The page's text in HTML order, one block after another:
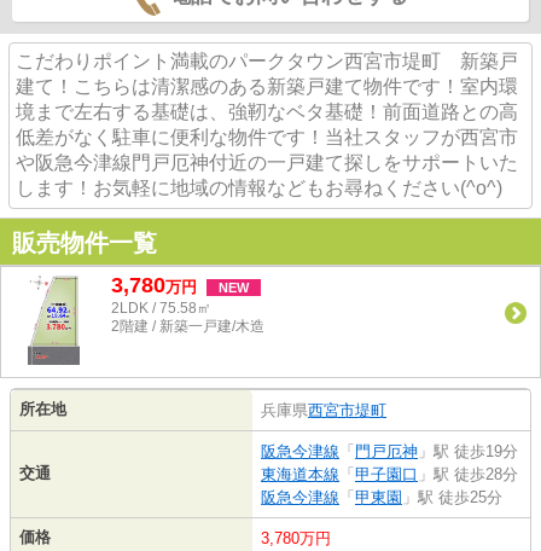
こだわりポイント満載のパークタウン西宮市堤町 新築戸
建て！こちらは清潔感のある新築戸建て物件です！室内環
境まで左右する基礎は、強靭なベタ基礎！前面道路との高
低差がなく駐車に便利な物件です！当社スタッフが西宮市
や阪急今津線門戸厄神付近の一戸建て探しをサポートいた
します！お気軽に地域の情報などもお尋ねください(^o^)
販売物件一覧
3,780万円 NEW
2LDK / 75.58㎡
2階建 / 新築一戸建/木造
所在地 兵庫県西宮市堤町
交通
阪急今津線 「 門戸厄神 」駅 徒歩19分
東海道本線 「 甲子園口 」駅 徒歩28分
阪急今津線 「 甲東園 」駅 徒歩25分
価格 3,780万円